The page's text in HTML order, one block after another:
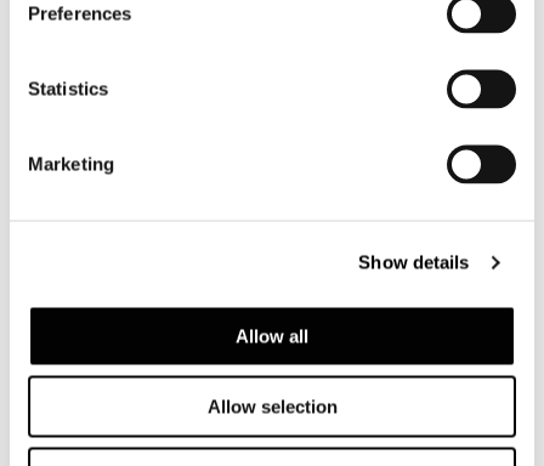
Preferences
Statistics
Marketing
Show details
Allow all
Allow selection